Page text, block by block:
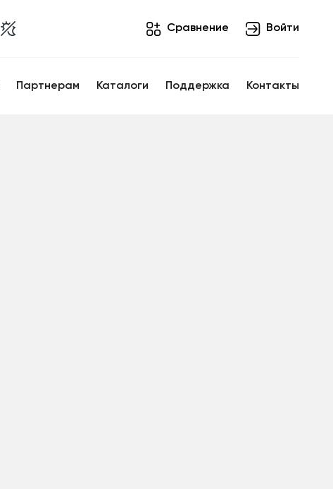
Cравнение Войти
Партнерам Каталоги Поддержка Контакты